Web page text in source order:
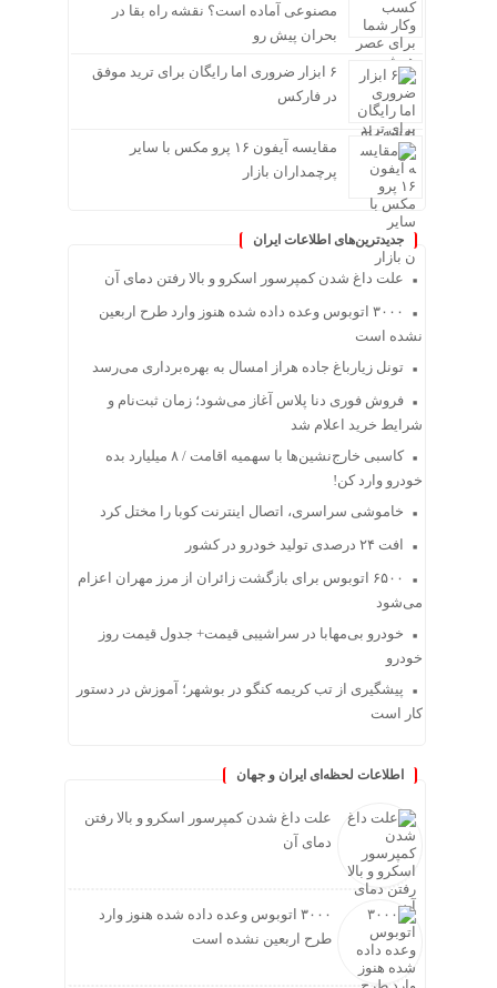
مصنوعی آماده است؟ نقشه راه بقا در
بحران پیش رو
۶ ابزار ضروری اما رایگان برای ترید موفق
در فارکس
مقایسه آیفون ۱۶ پرو مکس با سایر
پرچمداران بازار
جدیدترین‌های اطلاعات ایران
علت داغ شدن کمپرسور اسکرو و بالا رفتن دمای آن
۳۰۰۰ اتوبوس وعده داده شده هنوز وارد طرح اربعین
نشده است
تونل زیارباغ جاده هراز امسال به بهره‌برداری می‌رسد
فروش فوری دنا پلاس آغاز می‌شود؛ زمان ثبت‌نام و
شرایط خرید اعلام شد
کاسبی خارج‌نشین‌ها با سهمیه اقامت / ۸ میلیارد بده
خودرو وارد کن!
خاموشی سراسری، اتصال اینترنت کوبا را مختل کرد
افت ۲۴ درصدی تولید خودرو در کشور
۶۵۰۰ اتوبوس برای بازگشت زائران از مرز مهران اعزام
می‌شود
خودرو بی‌مهابا در سراشیبی قیمت+ جدول قیمت روز
خودرو
پیشگیری از تب کریمه کنگو در بوشهر؛ آموزش در دستور
کار است
اطلاعات لحظه‌ای ایران و جهان
علت داغ شدن کمپرسور اسکرو و بالا رفتن
دمای آن
۳۰۰۰ اتوبوس وعده داده شده هنوز وارد
طرح اربعین نشده است